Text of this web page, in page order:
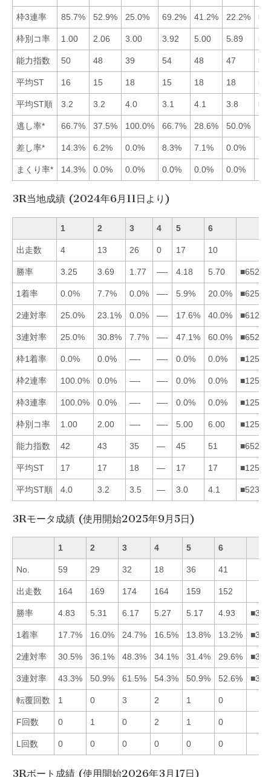
枠3連率 85.7% 52.9% 25.0% 69.2% 41.2% 22.2%
枠別コ率 1.00 2.06 3.00 3.92 5.00 5.89
能力指数 50 48 39 54 48 47
平均ST 16 15 18 15 18 18
平均ST順 3.2 3.2 4.0 3.1 4.1 3.8
逃し率* 66.7% 37.5% 100.0% 66.7% 28.6% 50.0%
差し率* 14.3% 6.2% 0.0% 8.3% 7.1% 0.0%
まくり率* 14.3% 0.0% 0.0% 0.0% 0.0% 0.0%
3R当地成績 (2024年6月11日より)
1 2 3 4 5 6
出走数 4 13 26 0 17 10
勝率 3.25 3.69 1.77 —- 4.18 5.70
1着率 0.0% 7.7% 0.0% —- 5.9% 20.0%
2連対率 25.0% 23.1% 0.0% —- 17.6% 40.0%
3連対率 25.0% 30.8% 7.7% —- 47.1% 60.0%
枠1着率 0.0% 0.0% —- —- 0.0% 0.0%
枠2連率 100.0% 0.0% —- —- 0.0% 0.0%
枠3連率 100.0% 0.0% —- —- 0.0% 0.0%
枠別コ率 1.00 2.00 —- —- 5.00 6.00
能力指数 42 43 35 — 45 51
平均ST 17 17 18 — 17 17
平均ST順 4.0 3.2 3.5 — 3.0 4.1
3Rモータ成績 (使用開始2025年9月5日)
1 2 3 4 5 6
No. 59 29 32 18 36 41
出走数 164 169 174 164 159 152
勝率 4.83 5.31 6.17 5.27 5.17 4.93
1着率 17.7% 16.0% 24.7% 16.5% 13.8% 13.2%
2連対率 30.5% 36.1% 48.3% 34.1% 31.4% 29.6%
3連対率 43.3% 50.9% 61.5% 54.3% 50.9% 52.6%
転覆回数 1 0 3 2 1 0
F回数 0 1 0 2 1 0
L回数 0 0 0 0 0 0
3Rボート成績 (使用開始2026年3月17日)